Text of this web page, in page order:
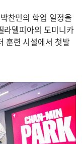
찬민의 학업 일정을
라델피아의 도미니카
훈련 시설에서 첫발